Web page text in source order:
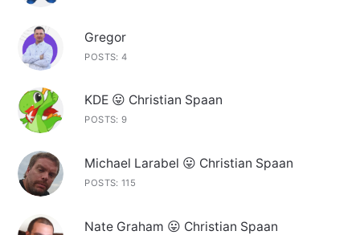
Gregor
POSTS: 4
KDE 😛 Christian Spaan
POSTS: 9
Michael Larabel 😛 Christian Spaan
POSTS: 115
Nate Graham 😛 Christian Spaan